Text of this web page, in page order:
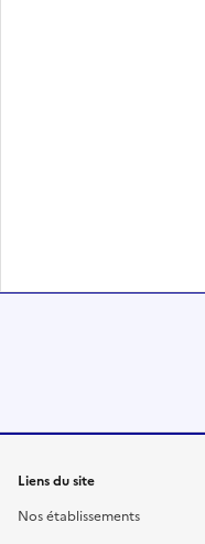
Liens du site
Nos établissements